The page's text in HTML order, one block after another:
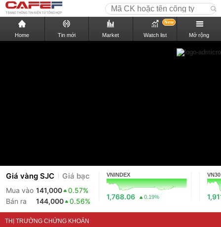
Home Tin mới Market Watch list
New
Mở rộng
Giá vàng SJC Giá bạc
Mua vào 141,000
0.57%
Bán ra
144,000 0.56%
VNINDEX
1,768.06 0.19%
VN30
THỊ TRƯỜNG CHỨNG KHOÁN